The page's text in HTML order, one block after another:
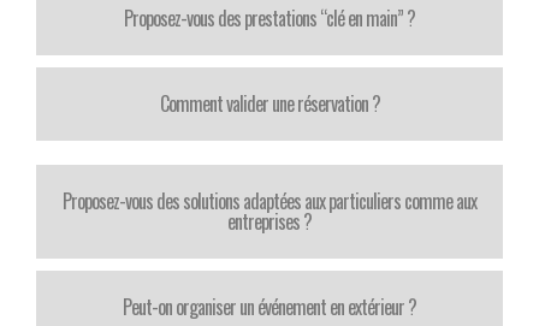
Proposez-vous des prestations “clé en main” ?
Comment valider une réservation ?
Proposez-vous des solutions adaptées aux particuliers comme aux
entreprises ?
Peut-on organiser un événement en extérieur ?